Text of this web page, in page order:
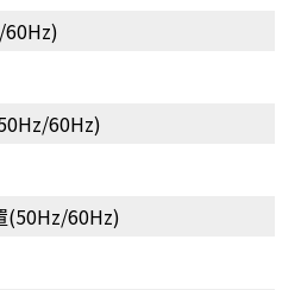
60Hz)
(50Hz/60Hz)